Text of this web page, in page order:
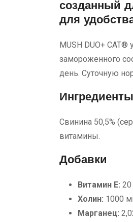
созданный
для
MUSH DUO+
замороженного
день. Суточную
Ингредиенты
Свинина 50,5%
витамины.
Добавки
Витамин Е:
Холин: 1000
Марганец: